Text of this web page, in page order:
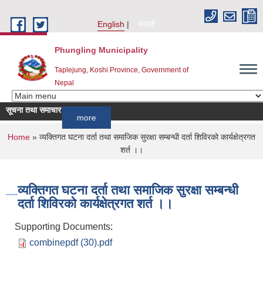
English
नेपाली
Phungling Municipality
Taplejung, Koshi Province, Government of
Nepal
सूचना तथा समाचार
You are here
Home » व्यक्तिगत घटना दर्ता तथा समाजिक सुरक्षा सम्बन्धी दर्ता शिविरको कार्यक्षेत्रगत
शर्त ।।
व्यक्तिगत घटना दर्ता तथा समाजिक सुरक्षा सम्बन्धी
दर्ता शिविरको कार्यक्षेत्रगत शर्त ।।
Supporting Documents:
combinepdf (30).pdf